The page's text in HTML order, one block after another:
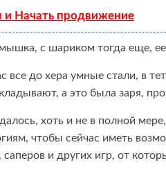
и Начать продвижение
с шариком тогда еще,
все до хера умные стали, в
а это была заря,
хоть и не в полной
чтобы сейчас иметь
и других игр, от